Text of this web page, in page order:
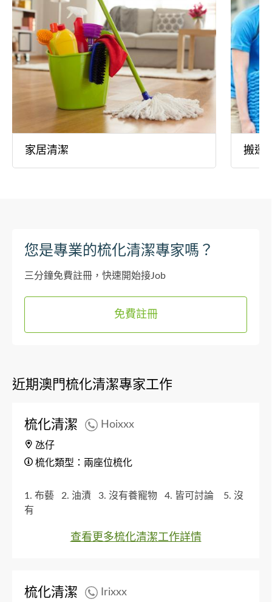
家居清潔 搬運
您是專業的梳化清潔專家嗎？
三分鐘免費註冊，快速開始接Job
免費註冊
近期澳門梳化清潔專家工作
梳化清潔 Hoixxx
氹仔
梳化類型：兩座位梳化
1. 布藝 2. 油漬 3. 沒有養寵物 4. 皆可討論
5. 沒
有
查看更多梳化清潔工作詳情
梳化清潔 Irixxx